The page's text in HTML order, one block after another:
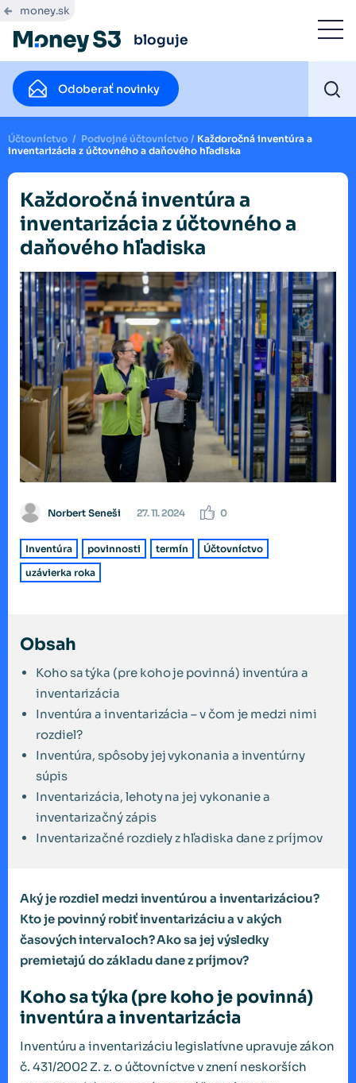
money.sk
bloguje
Odoberať novinky
Účtovníctvo / Podvojné účtovníctvo / Každoročná inventúra a
inventarizácia z účtovného a daňového hľadiska
Každoročná inventúra a
inventarizácia z účtovného a
daňového hľadiska
Norbert Seneši 27. 11. 2024 0
Inventúra povinnosti termín
Účtovníctvo
uzávierka roka
Obsah
Koho sa týka (pre koho je povinná) inventúra a
inventarizácia
Inventúra a inventarizácia – v čom je medzi nimi
rozdiel?
Inventúra, spôsoby jej vykonania a inventúrny
súpis
Inventarizácia, lehoty na jej vykonanie a
inventarizačný zápis
Inventarizačné rozdiely z hľadiska dane z príjmov
Aký je rozdiel medzi inventúrou a inventarizáciou?
Kto je povinný robiť inventarizáciu a v akých
časových intervaloch? Ako sa jej výsledky
premietajú do základu dane z príjmov?
Koho sa týka (pre koho je povinná)
inventúra a inventarizácia
Inventúru a inventarizáciu legislatívne upravuje zákon
č. 431/2002 Z. z. o účtovníctve v znení neskorších